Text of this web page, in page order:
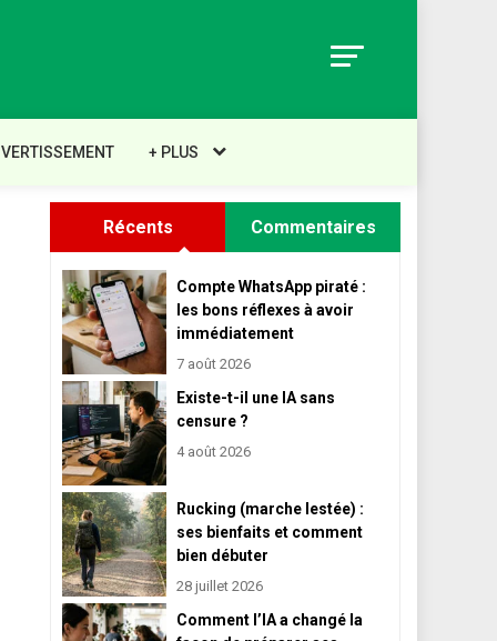
+ PLUS
Récents Commentaires
Compte WhatsApp piraté :
les bons réflexes à avoir
immédiatement
7 août 2026
Existe-t-il une IA sans
censure ?
4 août 2026
Rucking (marche lestée) :
ses bienfaits et comment
bien débuter
28 juillet 2026
Comment l’IA a changé la